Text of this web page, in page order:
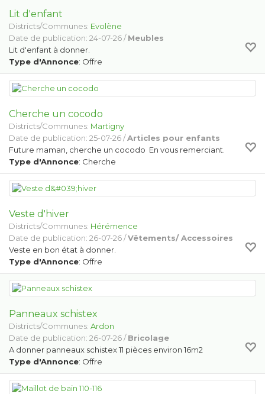
Lit d'enfant
Districts/Communes: Evolène
Date de publication: 24-07-26 /Meubles
Lit d'enfant à donner.
Type d'Annonce: Offre
Cherche un cocodo
Districts/Communes: Martigny
Date de publication: 25-07-26 /Articles pour enfants
Future maman, cherche un cocodo En vous remerciant.
Type d'Annonce: Cherche
Veste d'hiver
Districts/Communes: Hérémence
Date de publication: 26-07-26 /Vêtements/ Accessoires
Veste en bon état à donner.
Type d'Annonce: Offre
Panneaux schistex
Districts/Communes: Ardon
Date de publication: 26-07-26 /Bricolage
A donner panneaux schistex 11 pièces environ 16m2
Type d'Annonce: Offre